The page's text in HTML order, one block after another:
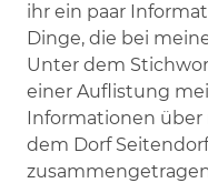
ihr ein paar
Dinge, die bei
Unter dem
einer Auflistung
Informationen über
dem Dorf